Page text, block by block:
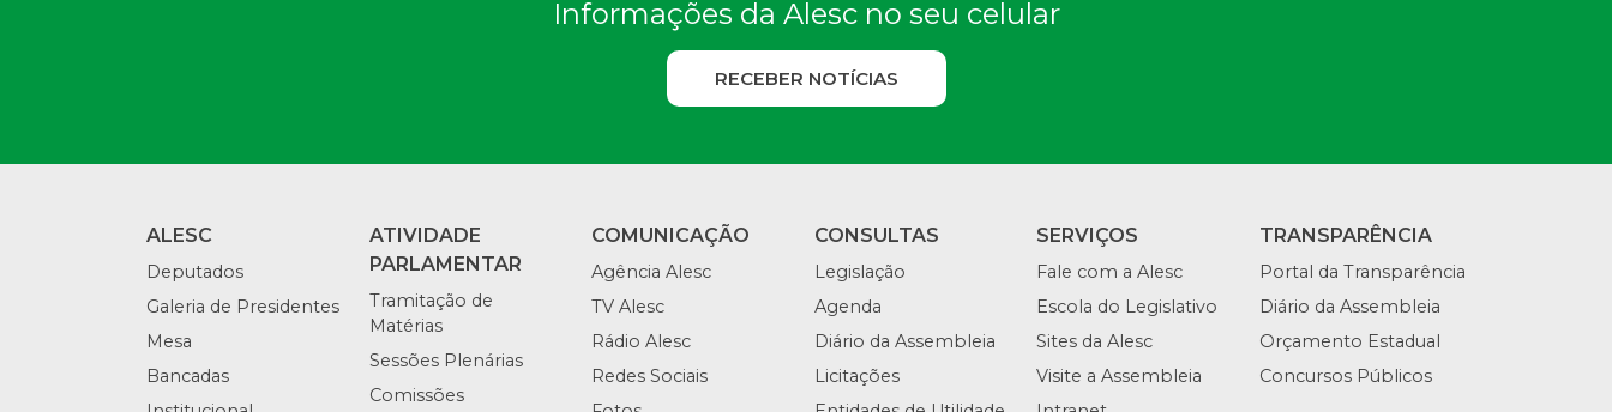
Informações da Alesc no seu celular
RECEBER NOTÍCIAS
ALESC
Deputados
Galeria de Presidentes
Mesa
Bancadas
ATIVIDADE
PARLAMENTAR
Tramitação de
Matérias
Sessões Plenárias
Comissões
COMUNICAÇÃO
Agência Alesc
TV Alesc
Rádio Alesc
Redes Sociais
CONSULTAS
Legislação
Agenda
Diário da Assembleia
Licitações
SERVIÇOS
Fale com a Alesc
Escola do Legislativo
Sites da Alesc
Visite a Assembleia
TRANSPARÊNCIA
Portal da Transparência
Diário da Assembleia
Orçamento Estadual
Concursos Públicos